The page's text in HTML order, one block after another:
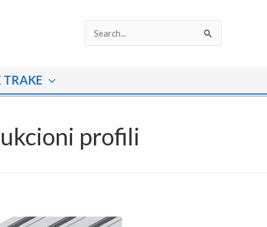
Search
TRAKE
profili